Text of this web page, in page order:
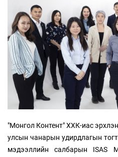
"Монгол Контент" ХХК-иас
улсын чанарын удирдлагын
мэдээллийн салбарын ISAS